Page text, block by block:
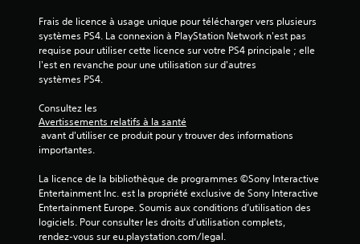
Frais de licence à usage unique pour télécharger vers plusieurs
systèmes PS4. La connexion à PlayStation Network n'est pas
requise pour utiliser cette licence sur votre PS4 principale ; elle
l'est en revanche pour une utilisation sur d'autres
systèmes PS4.
Consultez les
Avertissements relatifs à la santé
importantes.
La licence de la bibliothèque de programmes ©Sony Interactive
Entertainment Inc. est la propriété exclusive de Sony Interactive
Entertainment Europe. Soumis aux conditions d’utilisation des
logiciels. Pour consulter les droits d’utilisation complets,
rendez-vous sur eu.playstation.com/legal.